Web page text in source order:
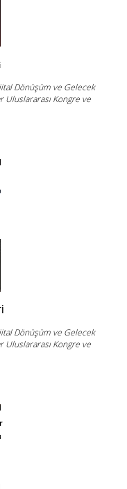
Dönüşüm ve Gelecek
Uluslararası Kongre ve
Dönüşüm ve Gelecek
Uluslararası Kongre ve